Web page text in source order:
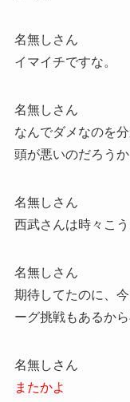
名無しさん
イマイチですな。
名無しさん
なんでダメなのを
頭が悪いのだろうか
名無しさん
西武さんは時々こ
名無しさん
期待してたのに、
ーグ挑戦もあるか
名無しさん
またかよ